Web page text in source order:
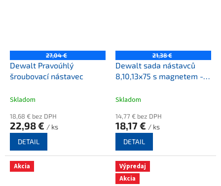
27,04 €
Dewalt Pravoúhlý
šroubovací nástavec
Skladom
18,68 € bez DPH
22,98 € / ks
DETAIL
21,38 €
Dewalt sada nástavců
8,10,13x75 s magnetem -
Skladom
14,77 € bez DPH
18,17 € / ks
DETAIL
Akcia
Výpredaj
Akcia